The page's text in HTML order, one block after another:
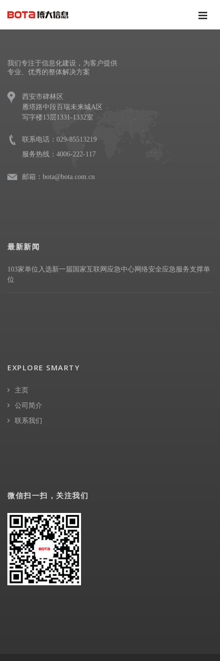
我们专注于信息化建设，为客户提供
专业、优秀的整体解决方案
西安市碑林区
雁塔路中段百瑞未来城A区
写字楼13层1331-1332室
联系电话：029-85513219
服务热线：4006-222-117
邮箱：bota@bota.com.cn
最新新闻
103家单位入选新一届国家互联网应急中心网络安全应急服务支撑单
位
EXPLORE SMARTY
主页
公司简介
联系我们
微信扫一扫，关注我们